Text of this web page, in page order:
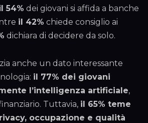
54% dei giovani si affida a banche
il 42% chiede consiglio ai
dichiara di decidere da solo.
anche un dato interessante
il 77% dei giovani
l’intelligenza artificiale,
Tuttavia, il 65% teme
occupazione e qualità